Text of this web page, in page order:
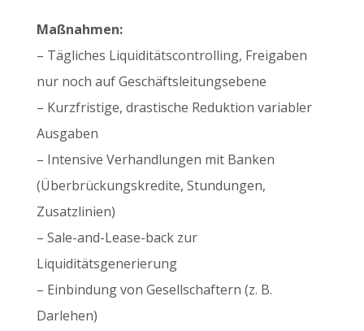
Maßnahmen:
– Tägliches Liquiditätscontrolling, Freigaben
nur noch auf Geschäftsleitungsebene
– Kurzfristige, drastische Reduktion variabler
Ausgaben
– Intensive Verhandlungen mit Banken
(Überbrückungskredite, Stundungen,
Zusatzlinien)
– Sale-and-Lease-back zur
Liquiditätsgenerierung
– Einbindung von Gesellschaftern (z. B.
Darlehen)